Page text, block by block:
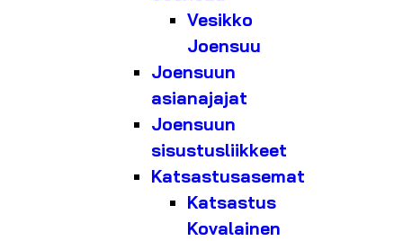
Vesikko
Joensuu
Joensuun
asianajajat
Joensuun
sisustusliikkeet
Katsastusasemat
Katsastus
Kovalainen